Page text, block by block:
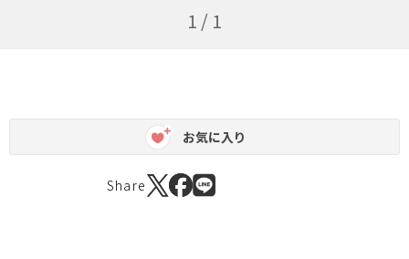
1 / 1
お気に入り
Share